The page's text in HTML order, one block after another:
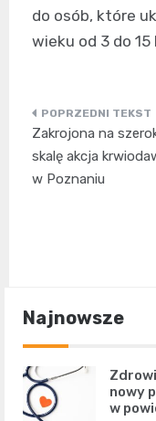
do osób, które
wieku od 3 do 15
Nawigacja
wpisu
Zakrojona na
skalę akcja
w Poznaniu
Najnowsze
nowy
w